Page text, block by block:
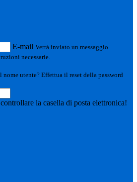
E-mail Verrà inviato un messaggio
necessarie.
nome utente? Effettua il reset della password
la casella di posta elettronica!